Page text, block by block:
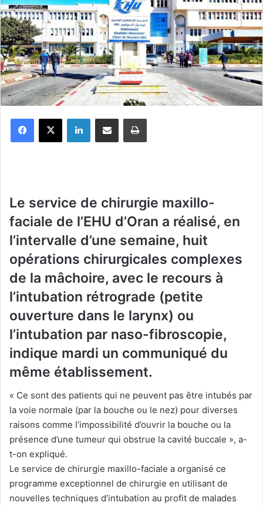
Le service de chirurgie maxillo-
faciale de l’EHU d’Oran a réalisé, en
l’intervalle d’une semaine, huit
opérations chirurgicales complexes
de la mâchoire, avec le recours à
l’intubation rétrograde (petite
ouverture dans le larynx) ou
l’intubation par naso-fibroscopie,
indique mardi un communiqué du
même établissement.
« Ce sont des patients qui ne peuvent pas être intubés par
la voie normale (par la bouche ou le nez) pour diverses
raisons comme l’impossibilité d’ouvrir la bouche ou la
présence d’une tumeur qui obstrue la cavité buccale », a-
t-on expliqué.
Le service de chirurgie maxillo-faciale a organisé ce
programme exceptionnel de chirurgie en utilisant de
nouvelles techniques d’intubation au profit de malades